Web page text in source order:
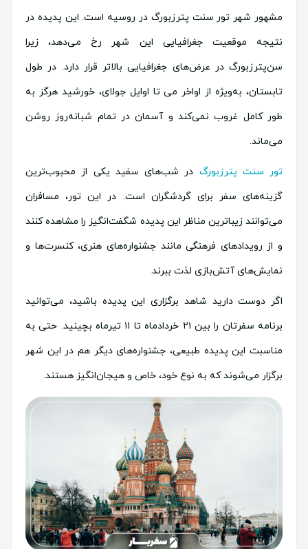
مشهور شهر تور سنت پترزبورگ در روسیه است. این پدیده در
نتیجه موقعیت جغرافیایی این شهر رخ می‌دهد، زیرا
سن‌پترزبورگ در عرض‌های جغرافیایی بالاتر قرار دارد. در طول
تابستان، به‌ویژه از اواخر می تا اوایل جولای، خورشید هرگز به
طور کامل غروب نمی‌کند و آسمان در تمام شبانه‌روز روشن
می‌ماند.
تور سنت پترزبورگ در شب‌های سفید یکی از محبوب‌ترین
گزینه‌های سفر برای گردشگران است. در این تور، مسافران
می‌توانند زیباترین مناظر این پدیده شگفت‌انگیز را مشاهده کنند
و از رویدادهای فرهنگی مانند جشنواره‌های هنری، کنسرت‌ها و
نمایش‌های آتش‌بازی لذت ببرند.
اگر دوست دارید شاهد برگزاری این پدیده باشید، می‌توانید
برنامه سفرتان را بین ۲۱ خردادماه تا ۱۱ تیرماه بچینید. حتی به
مناسبت این پدیده طبیعی، جشنواره‌های دیگر هم در این شهر
برگزار می‌شوند که به نوع خود، خاص و هیجان‌‌انگیز هستند.